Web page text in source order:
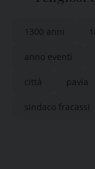
1300 anni
anno eventi
città pavia
sindaco fracassi